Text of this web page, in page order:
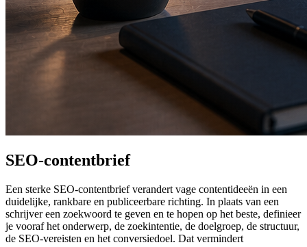
SEO-contentbrief
Een sterke SEO-contentbrief verandert vage contentideeën in een
duidelijke, rankbare en publiceerbare richting. In plaats van een
schrijver een zoekwoord te geven en te hopen op het beste, definieer
je vooraf het onderwerp, de zoekintentie, de doelgroep, de structuur,
de SEO-vereisten en het conversiedoel. Dat vermindert